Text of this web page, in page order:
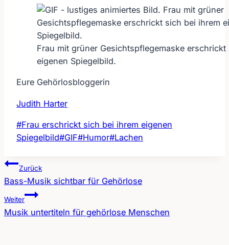
Frau mit grüner Gesichtspflegemaske
eigenen Spiegelbild.
Eure Gehörlosbloggerin
Judith Harter
Schlagworte:
#Frau erschrickt sich bei ihrem eigenen
Spiegelbild#GIF#Humor#Lachen
Beitragsnavigation
Zurück
Bass-Musik sichtbar für Gehörlose
Weiter
Musik untertiteln für gehörlose Menschen